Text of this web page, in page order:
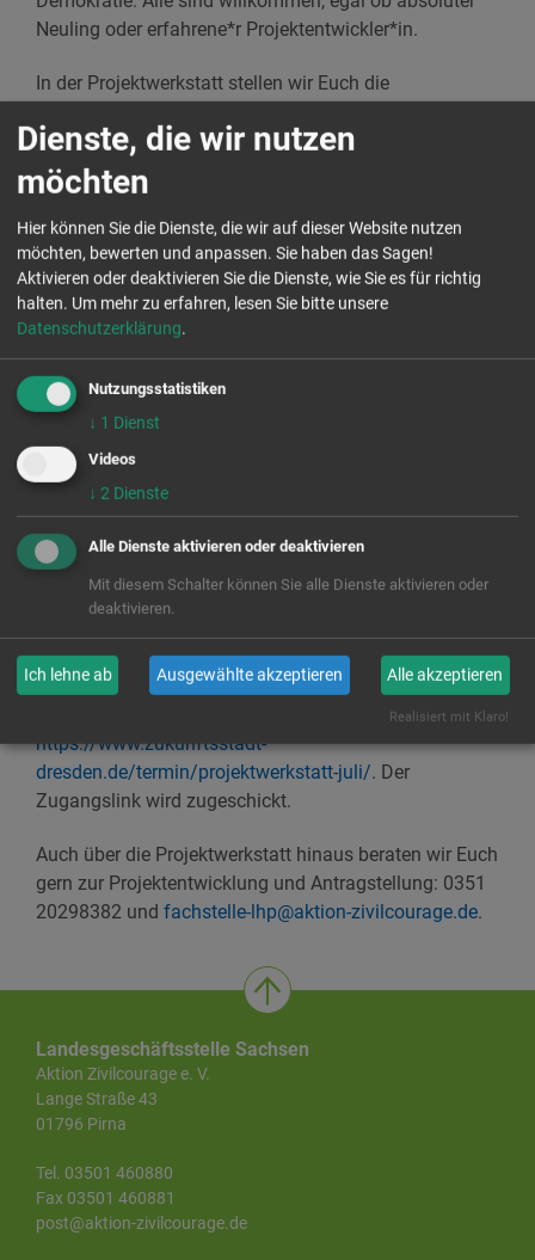
Neuling oder erfahrene*r Projektentwickler*in.
In der Projektwerkstatt stellen wir Euch die
vor, geben Euch Raum zum Austausch und
unterstützen Euch zu folgenden Themen:
Was ist ein nachhaltiges Projekt?
Wie wird aus meiner Idee ein konkretes Projekt?
Wie manage ich mein Projekt erfolgreich mit
Zeitplänen, und Maßnahmenplänen?
Wie stelle ich einen Finanzierungsplan auf und
welche Fördermöglichkeiten gibt es?
Eckdaten
WAS? Projektwerkstatt für alle
Interessierten
WANN? 13. Juli 2021, 17:00 bis 20:00
Uhr
WO und WIE? Online per Zoom
Bitte meldet Euch auf der Seite der Zukunftsstadt bis
12. Juli 2021
an:
https://www.zukunftsstadt-
dresden.de/termin/projektwerkstatt-juli/. Der
Zugangslink wird zugeschickt.
Auch über die Projektwerkstatt hinaus beraten wir Euch
gern zur Projektentwicklung und Antragstellung: 0351
20298382 und fachstelle-lhp@aktion-zivilcourage.de.
Landesgeschäftsstelle Sachsen
Aktion Zivilcourage e. V.
Lange Straße 43
01796 Pirna
Tel. 03501 460880
Fax 03501 460881
post@aktion-zivilcourage.de
Dienste, die wir nutzen
möchten
Hier können Sie die Dienste, die wir auf dieser Website nutzen
möchten, bewerten und anpassen. Sie haben das Sagen!
Aktivieren oder deaktivieren Sie die Dienste, wie Sie es für richtig
halten. Um mehr zu erfahren, lesen Sie bitte unsere
Datenschutzerklärung.
Nutzungsstatistiken
↓ 1 Dienst
Videos
↓ 2 Dienste
Alle Dienste aktivieren oder deaktivieren
Mit diesem Schalter können Sie alle Dienste aktivieren oder
deaktivieren.
Ich lehne ab Ausgewählte akzeptieren Alle akzeptieren
Realisiert mit Klaro!